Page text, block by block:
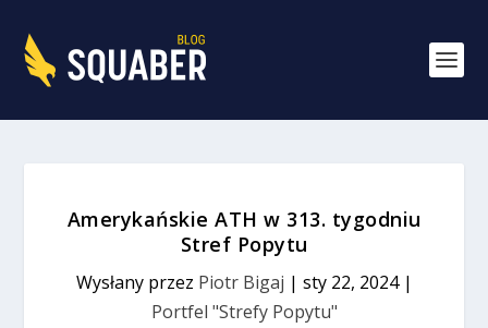
Amerykańskie ATH w 313. tygodniu
Stref Popytu
Wysłany przez Piotr Bigaj | sty 22, 2024|
Portfel "Strefy Popytu"